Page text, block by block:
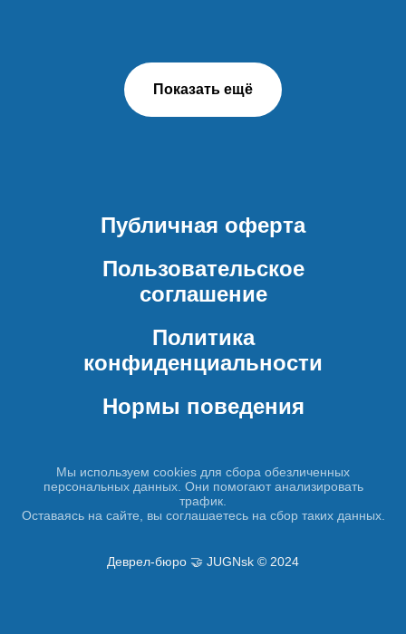
Показать ещё
Публичная оферта
Пользовательское
соглашение
Политика
конфиденциальности
Нормы поведения
Мы используем cookies для сбора обезличенных
персональных данных. Они помогают анализировать
трафик.
Оставаясь на сайте, вы соглашаетесь на сбор таких данных.
Деврел-бюро 🤝 JUGNsk © 2024